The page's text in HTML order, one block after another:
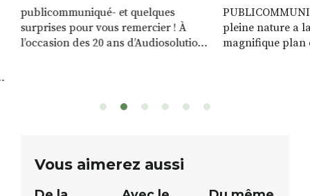
publicommuniqué- et quelques
surprises pour vous remercier ! À
l’occasion des 20 ans d’Audiosolution,
sont à gagner, sélectionnés auprès
12h à […]
pleine nature a
magnifique plan
Vous aimerez aussi